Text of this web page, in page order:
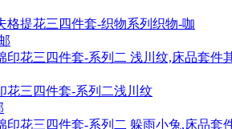
格提花三四件套-织物系列织物-咖
花三四件套-系列二浅川纹